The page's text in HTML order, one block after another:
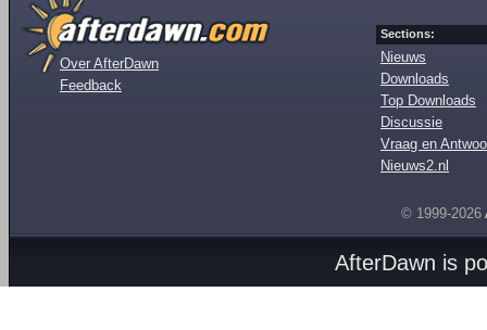
Over AfterDawn
Feedback
Sections:
Nieuws
Downloads
Top Downloads
Discussie
Vraag en
Nieuws2.nl
© 1999-2026
AfterDawn is